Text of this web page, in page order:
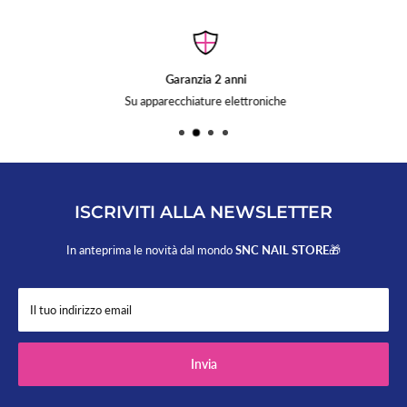
Garanzia 2 anni
Su apparecchiature elettroniche
ISCRIVITI ALLA NEWSLETTER
In anteprima le novità dal mondoSNC NAIL STORE🎁
Il tuo indirizzo email
Invia